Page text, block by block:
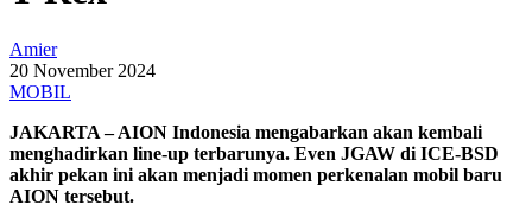
Amier
20 November 2024
MOBIL
JAKARTA – AION Indonesia mengabarkan akan kembali
menghadirkan line-up terbarunya. Even JGAW di ICE-BSD
akhir pekan ini akan menjadi momen perkenalan mobil baru
AION tersebut.